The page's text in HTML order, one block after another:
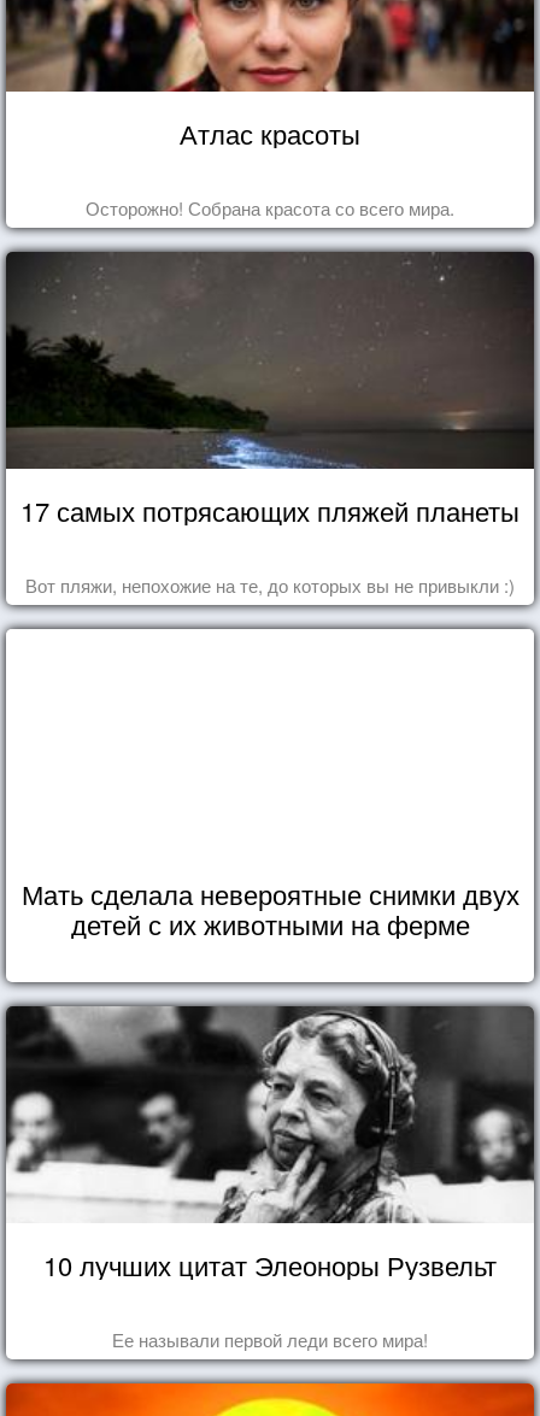
Атлас красоты
Осторожно! Собрана красота со всего мира.
17 самых потрясающих пляжей планеты
Вот пляжи, непохожие на те, до которых вы не привыкли :)
Мать сделала невероятные снимки двух
детей с их животными на ферме
10 лучших цитат Элеоноры Рузвельт
Ее называли первой леди всего мира!